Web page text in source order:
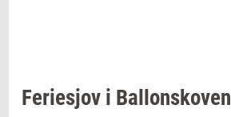
Fe­ri­esjov i Bal­lonsko­ven